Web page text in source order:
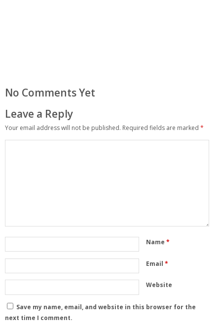
No Comments Yet
Leave a Reply
Your email address will not be published. Required fields are marked *
Name *
Email *
Website
Save my name, email, and website in this browser for the
next time I comment.